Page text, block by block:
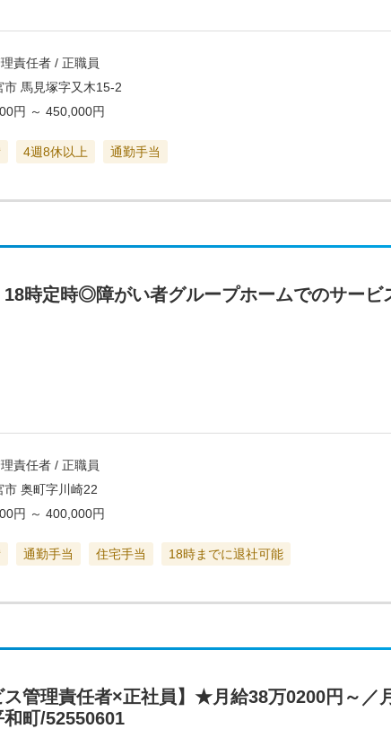
責任者 / 正職員
市 馬見塚字又木15-2
円 ～450,000円
4週8休以上 通勤手当
18時定時◎障がい者グループホームでのサービ
責任者 / 正職員
市 奥町字川崎22
円 ～400,000円
通勤手当 住宅手当 18時までに退社可能
ス管理責任者×正社員】★月給38万0200円～／
町/52550601